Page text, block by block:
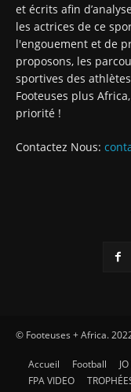
et écrits afin
les actrices de ce
l'engouement et de
proposons, les
sportives des
Footeuses plus
priorité !
Contactez Nous:
© Footeuses + Africa.
Accueil Football
FPA VIDEO